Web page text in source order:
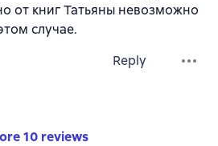
от книг Татьяны невозможно
случае.
Reply
10 reviews